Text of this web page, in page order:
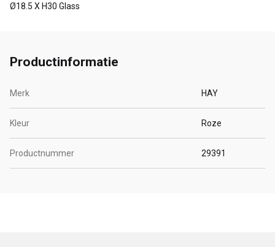
Ø18.5 X H30 Glass
Productinformatie
Merk HAY
Kleur Roze
Productnummer 29391